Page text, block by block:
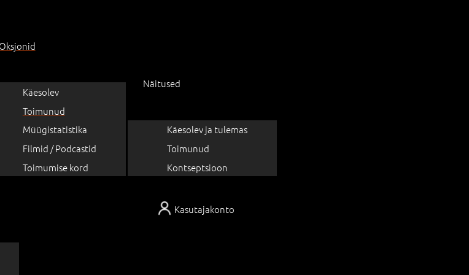
Kasutajakonto
Oksjonid
Käesolev
Toimunud
Müügistatistika
Filmid / Podcastid
Toimumise kord
Näitused
Käesolev ja tulemas
Toimunud
Kontseptsioon